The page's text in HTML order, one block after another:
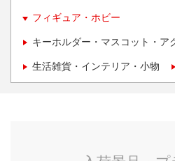
フィギュア・ホビー
キーホルダー・マスコット・ア
生活雑貨・インテリア・小物